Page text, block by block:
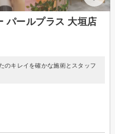
パールプラス 大垣店
のキレイを確かな施術とスタッフ